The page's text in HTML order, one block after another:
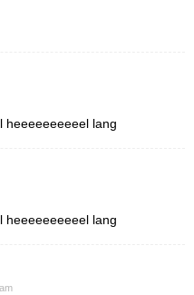
heeeeeeeeeel lang
heeeeeeeeeel lang